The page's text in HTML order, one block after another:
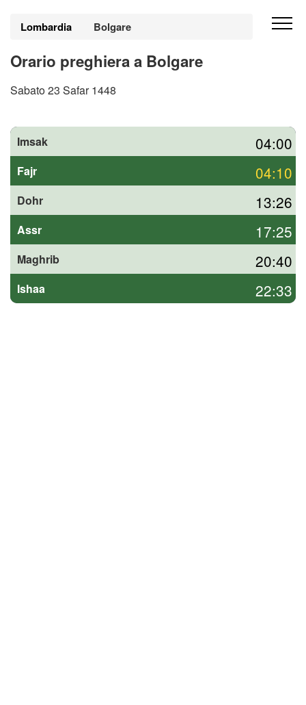
Lombardia Bolgare
Orario preghiera a Bolgare
Sabato 23 Safar 1448
Imsak 04:00
Fajr 04:10
Dohr 13:26
Assr 17:25
Maghrib 20:40
Ishaa 22:33